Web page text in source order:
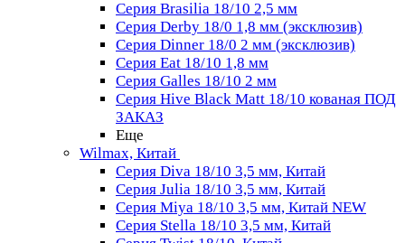
Серия Brasilia 18/10 2,5 мм
Серия Derby 18/0 1,8 мм (эксклюзив)
Серия Dinner 18/0 2 мм (эксклюзив)
Серия Eat 18/10 1,8 мм
Серия Galles 18/10 2 мм
Серия Hive Black Matt 18/10 кованая ПОД
ЗАКАЗ
Еще
Wilmax, Китай
Серия Diva 18/10 3,5 мм, Китай
Серия Julia 18/10 3,5 мм, Китай
Серия Miya 18/10 3,5 мм, Китай NEW
Серия Stella 18/10 3,5 мм, Китай